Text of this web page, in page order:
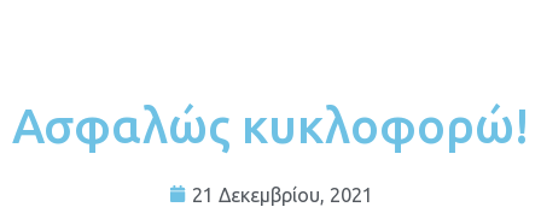
Ασφαλώς κυκλοφορώ!
21 Δεκεμβρίου, 2021